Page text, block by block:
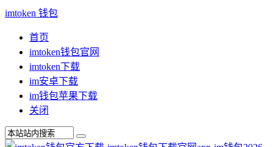
imtoken 钱包
首页
imtoken钱包官网
imtoken下载
im安卓下载
im钱包苹果下载
关闭